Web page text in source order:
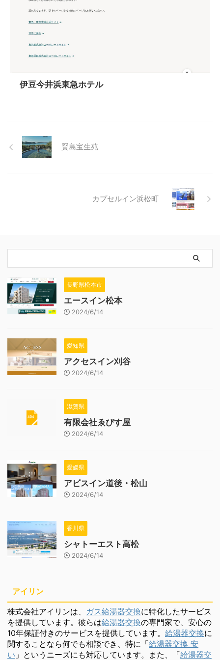
伊豆今井浜東急ホテル
賢島宝生苑
カプセルイン浜松町
長野県松本市
エースイン松本
2024/6/14
愛知県
アクセスイン刈谷
2024/6/14
滋賀県
有限会社ゑびす屋
2024/6/14
愛媛県
アビスイン道後・松山
2024/6/14
香川県
シャトーエスト高松
2024/6/14
アイリン
株式会社アイリンは、 ガス給湯器交換に特化したサービス
を提供しています。彼らは給湯器交換の専門家で、安心の
10年保証付きのサービスを提供しています。 給湯器交換に
関することなら何でも相談でき、特に「給湯器交換 安
い 」というニーズにも対応しています。また、「給湯器交